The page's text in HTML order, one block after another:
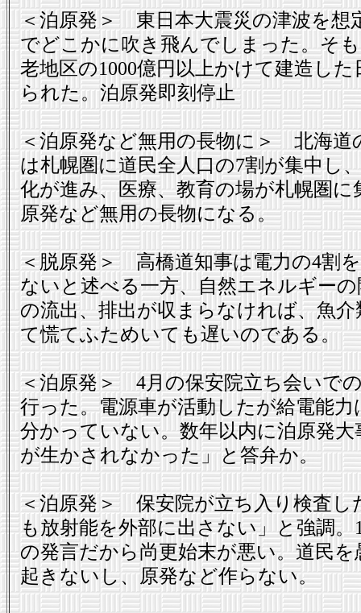
＜泊原発＞ 東日本大震災の津波を想
でどこかに吹き飛んでしまった。そ
老地区の1000億円以上かけて建造し
られた。泊原発即刻停止
＜泊原発など無用の長物に＞ 北海道
は札幌圏に道民全人口の7割が集中し
化が進み、医療、教育の場が札幌圏
原発など無用の長物になる。
＜脱原発＞ 高橋道知事は電力の4割
ないと述べる一方、自然エネルギー
の流出、排出が収まらなければ、魚
て慌てふためいても遅いのである。
＜泊原発＞ 4月の保安院立ち会いで
行った。電源車が活動したが給電能
分かっていない。数年以内に泊原発
が生かされなかった」と答弁か。
＜泊原発＞ 保安院が立ち入り検査し
も放射能を外部に出さない」と強調
の発言だから尚更始末が悪い。道民
起きないし、原発など作らない。